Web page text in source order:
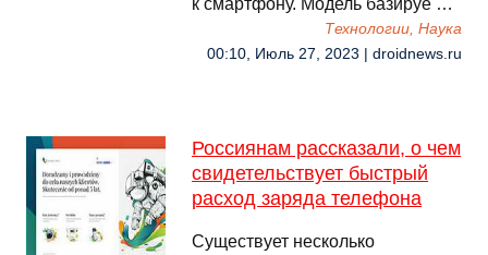
к смартфону. Модель базируе …
Технологии, Наука
00:10, Июль 27, 2023 | droidnews.ru
Россиянам рассказали, о чем
свидетельствует быстрый
расход заряда телефона
Существует несколько